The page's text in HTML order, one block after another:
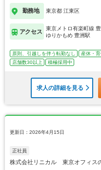
勤務地 東京都 江東区
アクセス
東京メトロ有楽町線
ゆりかもめ 豊洲駅
原則、引越しを伴う転勤なし 産休・
店舗数30以上
積極採用中
求人の詳細を見る
更新日：2026年4月15日
正社員
株式会社リニカル 東京オフィス